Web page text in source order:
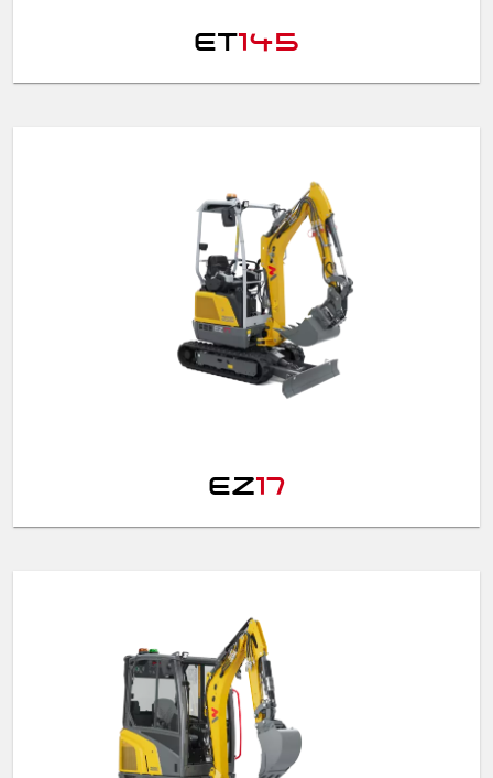
ET145
EZ17